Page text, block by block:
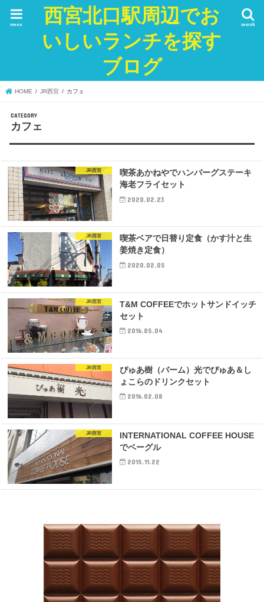
西宮北口駅周辺でお
いしいランチを探す
ブログ
search
menu
HOME JR西宮 カフェ
カフェ
JR西宮
喫茶あかねやでハンバーグステーキ
海老フライセット
2020.02.23
JR西宮
喫茶ベアで日替り定食（かす汁と生
姜焼き定食）
2020.02.05
JR西宮
T&M COFFEEでホットサンドイッチ
セット
2016.05.04
JR西宮
ぴゅあ樹（バーム）光でぴゅあ＆し
ょこらのドリンクセット
2016.02.08
JR西宮
INTERNATIONAL COFFEE HOUSE
でベーグル
2015.11.22